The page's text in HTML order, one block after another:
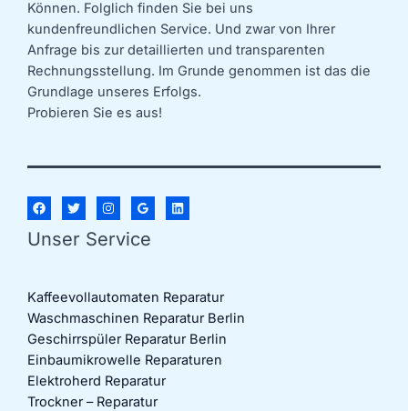
Können. Folglich finden Sie bei uns
kundenfreundlichen Service. Und zwar von Ihrer
Anfrage bis zur detaillierten und transparenten
Rechnungsstellung. Im Grunde genommen ist das die
Grundlage unseres Erfolgs.
Probieren Sie es aus!
Unser Service
Kaffeevollautomaten Reparatur
Waschmaschinen Reparatur Berlin
Geschirrspüler Reparatur Berlin
Einbaumikrowelle Reparaturen
Elektroherd Reparatur
Trockner – Reparatur